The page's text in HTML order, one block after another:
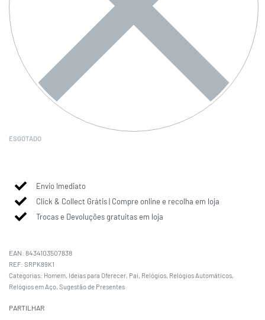
ESGOTADO
Envio Imediato
Click & Collect Grátis | Compre online e recolha em loja
Trocas e Devoluções gratuitas em loja
EAN: 8434103507838
SRPK89K1
Categorias: Homem, Ideias para Oferecer, Pai, Relógios, Relógios Automáticos,
Relógios em Aço, Sugestão de Presentes
PARTILHAR